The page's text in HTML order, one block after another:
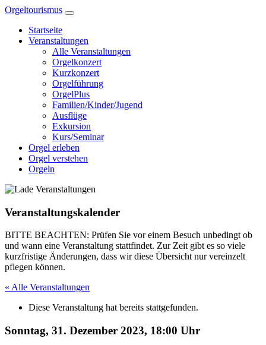
Zum
springen
Orgeltourismus
Startseite
Veranstaltungen
Alle Veranstaltungen
Orgelkonzert
Kurzkonzert
Orgelführung
OrgelPlus
Familien/Kinder/Jugend
Ausflüge
Exkursion
Kurs/Seminar
Orgel erleben
Orgel verstehen
Orgeln
Veranstaltungskalender
BITTE BEACHTEN: Prüfen Sie vor einem Besuch unbedingt ob
und wann eine Veranstaltung stattfindet. Zur Zeit gibt es so viele
kurzfristige Änderungen, dass wir diese Übersicht nur vereinzelt
pflegen können.
« Alle Veranstaltungen
Diese Veranstaltung hat bereits stattgefunden.
Sonntag, 31. Dezember 2023, 18:00 Uhr